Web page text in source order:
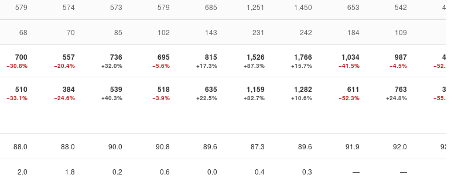
579 574 573 579 685 1,251 1,450 653 542 428
68 70 85 102 143 231 242 184 109
700
−30.8%
557
−20.4%
736
+32.0%
695
−5.6%
815
+17.3%
1,526
+87.3%
1,766
+15.7%
1,034
−41.5%
987
−4.5%
470
−52.3%
510
−33.1%
384
−24.6%
539
+40.3%
518
−3.9%
635
+22.5%
1,159
+82.7%
1,282
+10.6%
611
−52.3%
763
+24.8%
340
−55.5%
88.0 88.0 90.0 90.8 89.6 87.3 89.6 91.9 92.0 92.5
2.0 1.8 0.2 0.6 0.0 0.4 0.3 — —